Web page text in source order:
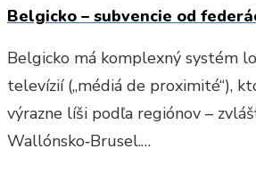
Belgicko – subvencie od
Belgicko má komplexný systém
televízií („médiá de proximité“),
výrazne líši podľa regiónov –
Wallónsko‑Brusel.…